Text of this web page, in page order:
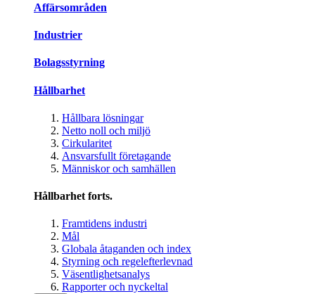
Affärsområden
Industrier
Bolagsstyrning
Hållbarhet
Hållbara lösningar
Netto noll och miljö
Cirkularitet
Ansvarsfullt företagande
Människor och samhällen
Hållbarhet forts.
Framtidens industri
Mål
Globala åtaganden och index
Styrning och regelefterlevnad
Väsentlighetsanalys
Rapporter och nyckeltal